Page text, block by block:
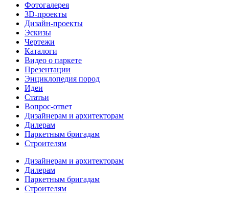
Фотогалерея
3D-проекты
Дизайн-проекты
Эскизы
Чертежи
Каталоги
Видео о паркете
Презентации
Энциклопедия пород
Идеи
Статьи
Вопрос-ответ
Дизайнерам и архитекторам
Дилерам
Паркетным бригадам
Строителям
Дизайнерам и архитекторам
Дилерам
Паркетным бригадам
Строителям